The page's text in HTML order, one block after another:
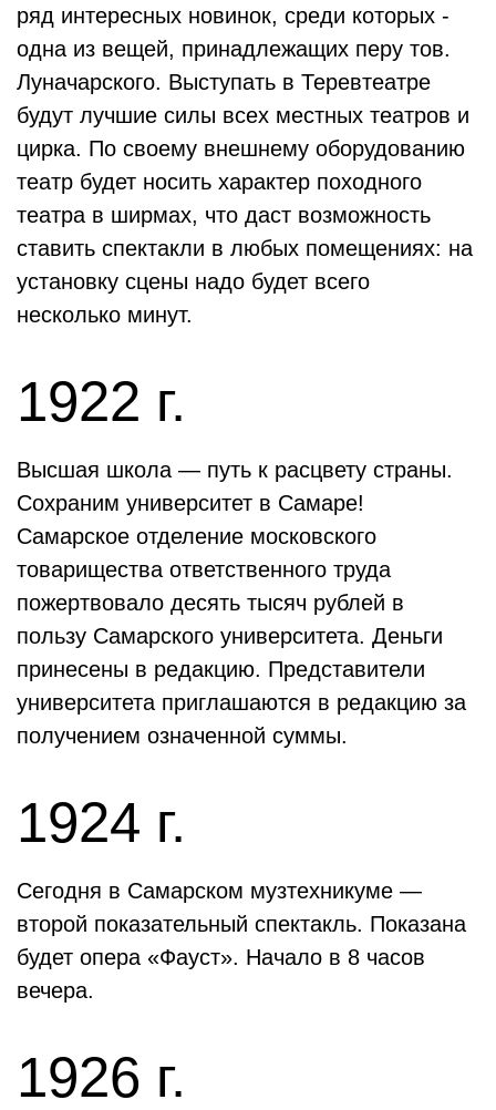
ряд интересных новинок, среди которых -
одна из вещей, принадлежащих перу тов.
Луначарского. Выступать в Теревтеатре
будут лучшие силы всех местных театров и
цирка. По своему внешнему оборудованию
театр будет носить характер походного
театра в ширмах, что даст возможность
ставить спектакли в любых помещениях: на
установку сцены надо будет всего
несколько минут.
1922 г.
Высшая школа — путь к расцвету страны.
Сохраним университет в Самаре!
Самарское отделение московского
товарищества ответственного труда
пожертвовало десять тысяч рублей в
пользу Самарского университета. Деньги
принесены в редакцию. Представители
университета приглашаются в редакцию за
получением означенной суммы.
1924 г.
Сегодня в Самарском музтехникуме —
второй показательный спектакль. Показана
будет опера «Фауст». Начало в 8 часов
вечера.
1926 г.